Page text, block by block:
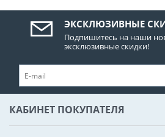
ЭКСКЛЮЗИВНЫЕ
Подпишитесь на наши
эксклюзивные скидки!
КАБИНЕТ ПОКУПАТЕЛЯ